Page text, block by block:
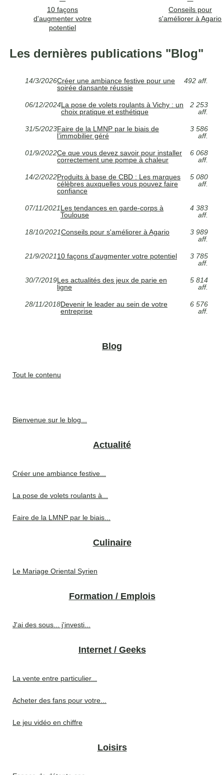
10 façons
d'augmenter votre
potentiel
Conseils pour
s'améliorer à Agario
Les dernières publications "Blog"
14/3/2026Créer une ambiance festive pour une
soirée dansante réussie
492 aff.
06/12/2024La pose de volets roulants à Vichy : un
choix pratique et esthétique
2 253
aff.
31/5/2023Faire de la LMNP par le biais de
l’immobilier géré
3 586
aff.
01/9/2022Ce que vous devez savoir pour installer
correctement une pompe à chaleur
6 068
aff.
14/2/2022Produits à base de CBD : Les marques
célèbres auxquelles vous pouvez faire
confiance
5 080
aff.
07/11/2021Les tendances en garde-corps à
Toulouse
4 383
aff.
18/10/2021Conseils pour s'améliorer à Agario
3 989
aff.
21/9/202110 façons d'augmenter votre potentiel
3 785
aff.
30/7/2019Les actualités des jeux de parie en
ligne
5 814
aff.
28/11/2018Devenir le leader au sein de votre
entreprise
6 576
aff.
Blog
Tout le contenu
Bienvenue sur le blog...
Actualité
Créer une ambiance festive...
La pose de volets roulants à...
Faire de la LMNP par le biais...
Culinaire
Le Mariage Oriental Syrien
Formation / Emplois
J'ai des sous... j'investi...
Internet / Geeks
La vente entre particulier...
Acheter des fans pour votre...
Le jeu vidéo en chiffre
Loisirs